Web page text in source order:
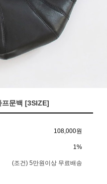
프문백 [3SIZE]
108,000원
1%
(조건) 5만원이상 무료배송